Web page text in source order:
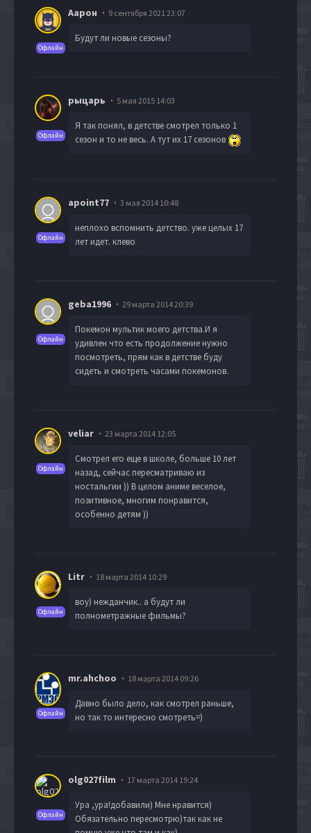
Офлайн
Аарон 9 сентября 2021 23:07
Будут ли новые сезоны?
Офлайн
рыцарь 5 мая 2015 14:03
Я так понял, в детстве смотрел только 1
сезон и то не весь. А тут их 17 сезонов
Офлайн
apoint77 3 мая 2014 10:48
неплохо вспомнить детство. уже целых 17
лет идет. клево
Офлайн
geba1996 29 марта 2014 20:39
Покемон мультик моего детства.И я
удивлен что есть продолжение нужно
посмотреть, прям как в детстве буду
сидеть и смотреть часами покемонов.
Офлайн
veliar 23 марта 2014 12:05
Смотрел его еще в школе, больше 10 лет
назад, сейчас пересматриваю из
ностальгии )) В целом аниме веселое,
позитивное, многим понравится,
особенно детям ))
Офлайн
Litr 18 марта 2014 10:29
воу) нежданчик.. а будут ли
полнометражные фильмы?
Офлайн
mr.ahchoo 18 марта 2014 09:26
Давно было дело, как смотрел раньше,
но так то интересно смотреть=)
Офлайн
olg027film 17 марта 2014 19:24
Ура ,ура!добавили) Мне нравится)
Обязательно пересмотрю)так как не